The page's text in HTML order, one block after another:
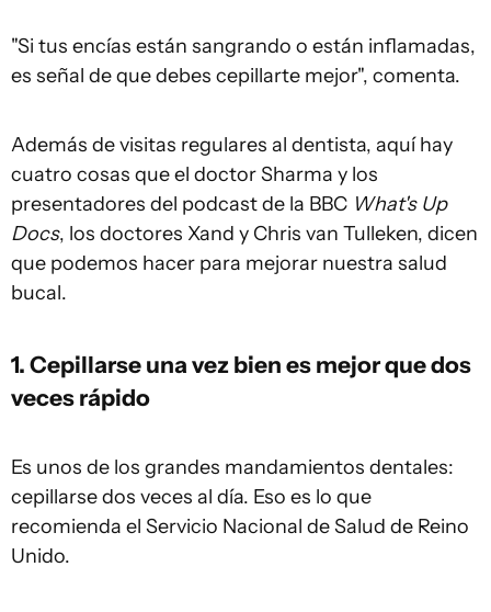
"Si tus encías están sangrando o están inflamadas,
es señal de que debes cepillarte mejor", comenta.
Además de visitas regulares al dentista, aquí hay
cuatro cosas que el doctor Sharma y los
presentadores del podcast de la BBC What's Up
Docs, los doctores Xand y Chris van Tulleken, dicen
que podemos hacer para mejorar nuestra salud
bucal.
1. Cepillarse una vez bien es mejor que dos
veces rápido
Es unos de los grandes mandamientos dentales:
cepillarse dos veces al día. Eso es lo que
recomienda el Servicio Nacional de Salud de Reino
Unido.